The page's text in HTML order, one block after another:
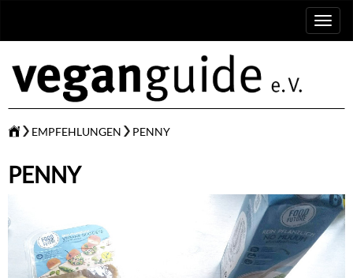
Toggle
EMPFEHLUNGEN PENNY
PENNY